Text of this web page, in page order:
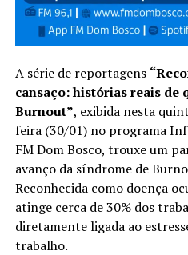
A série de reportagens
cansaço: histórias reais de
Burnout”, exibida nesta
feira (30/01) no programa
FM Dom Bosco, trouxe um
avanço da síndrome de
Reconhecida como doença
atinge cerca de 30% dos
diretamente ligada ao
trabalho.